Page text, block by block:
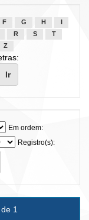
F G H
R S
T
Z
Em ordem:
Registro(s):
1